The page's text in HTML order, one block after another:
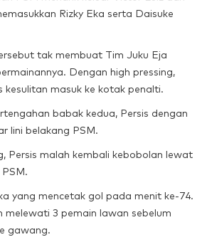
Rizky Eka serta Daisuke
tak membuat Tim Juku Eja
Dengan high pressing,
kesulitan masuk ke kotak penalti.
babak kedua, Persis dengan
lini belakang PSM.
Persis malah kembali kebobolan lewat
yang mencetak gol pada menit ke-74.
melewati 3 pemain lawan sebelum
gawang.